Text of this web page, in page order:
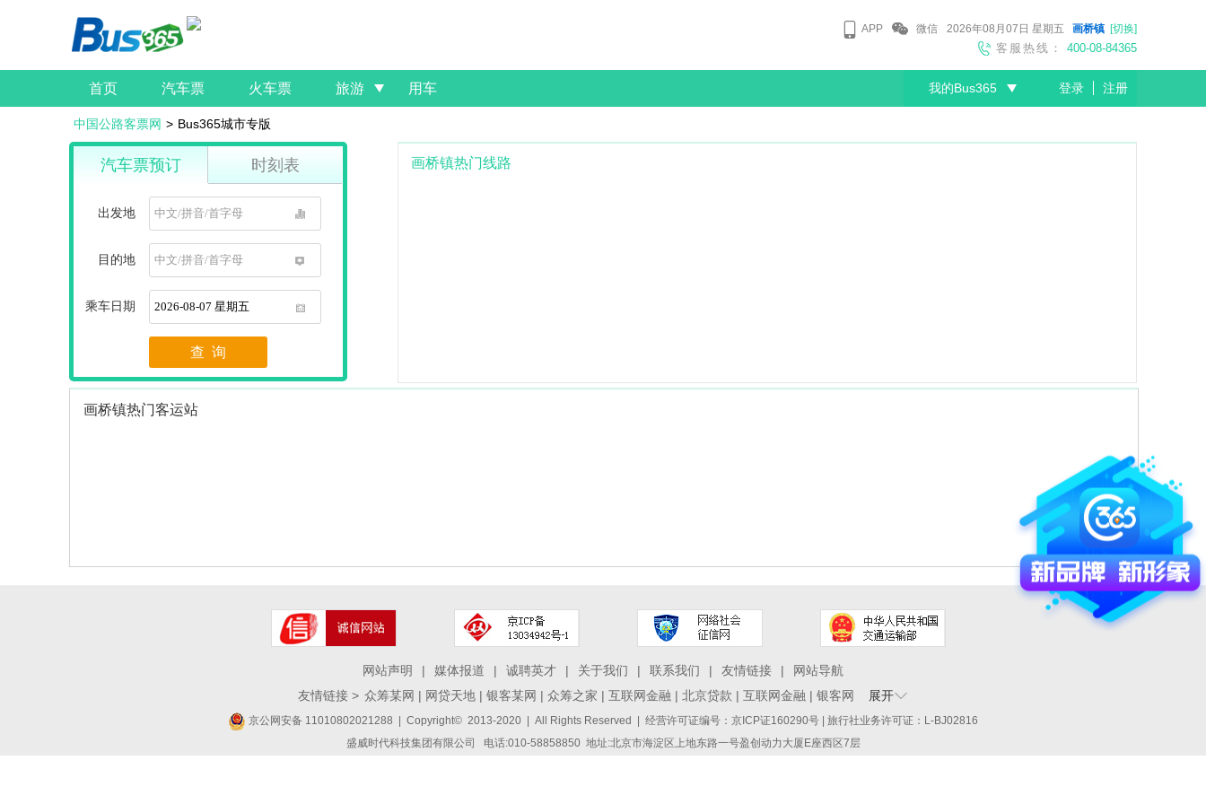
APP 微信 2026年08月07日 星期五 画桥镇 [切换]
客服热线： 400-08-84365
首页 汽车票 火车票 旅游 用车 我的Bus365 登录 注册
中国公路客票网 > Bus365城市专版
汽车票预订 时刻表
出发地
目的地
1
乘车日期
1
查 询
画桥镇热门线路
画桥镇热门客运站
网站声明 | 媒体报道 | 诚聘英才 | 关于我们 | 联系我们 | 友情链接 |
网站导航
友情链接 > 众筹某网 | 网贷天地 | 银客某网 | 众筹之家 | 互联网金融 | 北京贷款 | 互联网金融 | 银客网 展开
京公网安备 11010802021288 | Copyright© 2013-2020 | All Rights Reserved | 经营许可证编号：京ICP证160290号 | 旅行社业务许可证：L-BJ02816
盛威时代科技集团有限公司 电话:010-58858850 地址:北京市海淀区上地东路一号盈创动力大厦E座西区7层